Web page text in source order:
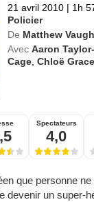
21 avril 2010 | 1h
Policier
De Matthew
Avec Aaron
Cage ,Chloë
Spectateurs
4,0
que personne
devenir un super-